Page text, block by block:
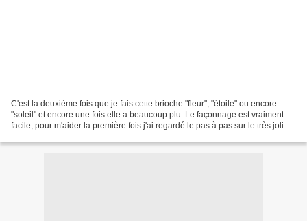
C'est la deuxième fois que je fais cette brioche "fleur", "étoile" ou encore
"soleil" et encore une fois elle a beaucoup plu. Le façonnage est vraiment
facile, pour m'aider la première fois j'ai regardé le pas à pas sur le très joli